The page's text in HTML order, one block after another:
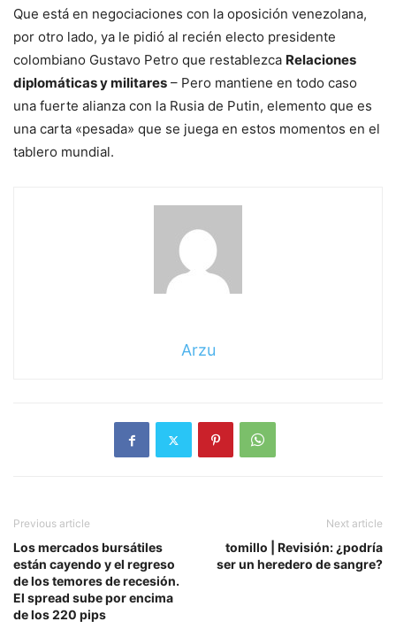
Que está en negociaciones con la oposición venezolana,
por otro lado, ya le pidió al recién electo presidente
colombiano Gustavo Petro que restablezca Relaciones
diplomáticas y militares – Pero mantiene en todo caso
una fuerte alianza con la Rusia de Putin, elemento que es
una carta «pesada» que se juega en estos momentos en el
tablero mundial.
Arzu
Previous article
Los mercados bursátiles
están cayendo y el regreso
de los temores de recesión.
El spread sube por encima
de los 220 pips
Next article
tomillo | Revisión: ¿podría
ser un heredero de sangre?